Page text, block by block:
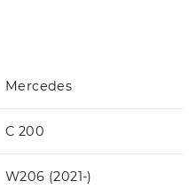
Mercedes
C 200
W206 (2021-)